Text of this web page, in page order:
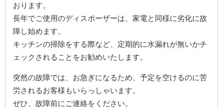
おります。
長年でご使用のディスポーザーは、家電と同様に劣化に故
障し始めます。
キッチンの掃除をする際など、定期的に水漏れが無いかチ
ェックされることをお勧めいたします。
突然の故障では、お急ぎになるため、予定を空けるのに苦
労されるお客様もいらっしゃいます。
ぜひ、故障前にご連絡をください。